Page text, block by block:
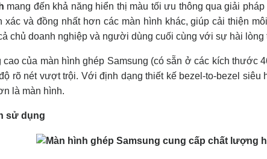
mang đến khả năng hiển thị màu tối ưu thông qua giải
xác và đồng nhất hơn các màn hình khác, giúp cải thiện
chủ doanh nghiệp và người dùng cuối cùng với sự hài lòng
của màn hình ghép Samsung (có sẵn ở các kích thước
rõ nét vượt trội. Với định dạng thiết kế bezel-to-bezel
là màn hình.
sử dụng